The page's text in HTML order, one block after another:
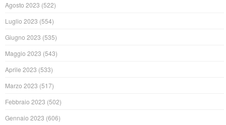
Agosto 2023 (522)
Luglio 2023 (554)
Giugno 2023 (535)
Maggio 2023 (543)
Aprile 2023 (533)
Marzo 2023 (517)
Febbraio 2023 (502)
Gennaio 2023 (606)